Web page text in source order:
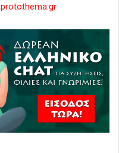
protothema.gr